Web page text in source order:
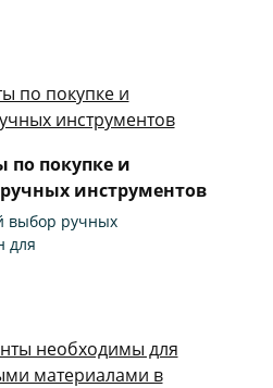
по покупке и
инструментов
выбор ручных
для